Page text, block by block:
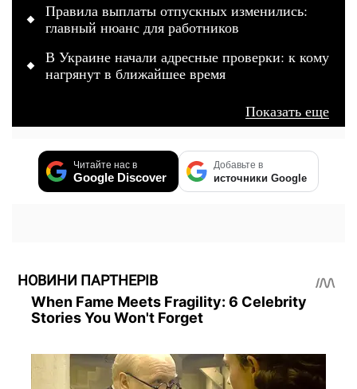
Правила выплаты отпускных изменились:
главный нюанс для работников
В Украине начали адресные проверки: к кому
нагрянут в ближайшее время
Показать еще
Читайте нас в
Google Discover
Добавьте в
источники Google
НОВИНИ ПАРТНЕРІВ
When Fame Meets Fragility: 6 Celebrity
Stories You Won't Forget